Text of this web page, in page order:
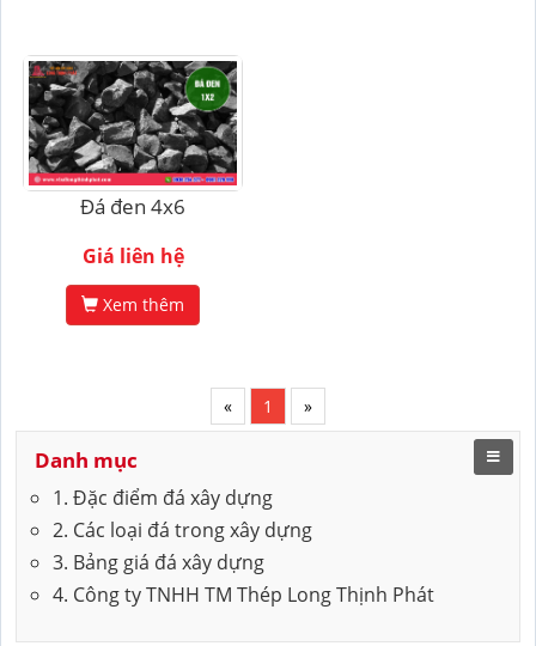
Đá đen 4x6
Giá liên hệ
Xem thêm
« 1 »
Danh mục
1. Đặc điểm đá xây dựng
2. Các loại đá trong xây dựng
3. Bảng giá đá xây dựng
4. Công ty TNHH TM Thép Long Thịnh Phát